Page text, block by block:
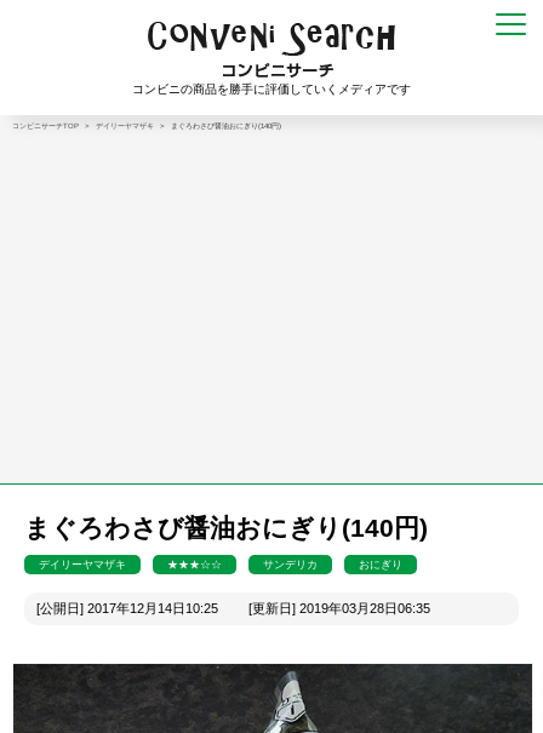
コンビニの商品を勝手に評価していくメディアです
コンビニサーチTOP > デイリーヤマザキ > まぐろわさび醤油おにぎり(140円)
まぐろわさび醤油おにぎり(140円)
デイリーヤマザキ ★★★☆☆ サンデリカ おにぎり
[公開日] 2017年12月14日10:25 [更新日] 2019年03月28日06:35